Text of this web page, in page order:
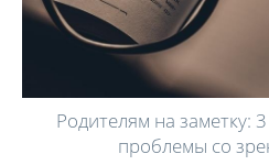
Родителям на заметку:
проблемы со